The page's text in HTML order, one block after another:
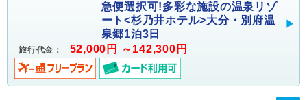
急便選択可!多彩な施設の温泉リゾ
ート<杉乃井ホテル>大分・別府温
泉郷1泊3日
旅行代金： 52,000円 ～142,300円